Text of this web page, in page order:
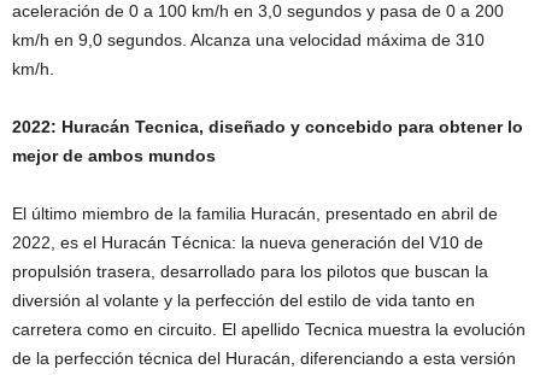
aceleración de 0 a 100 km/h en 3,0 segundos y pasa de 0 a 200
km/h en 9,0 segundos. Alcanza una velocidad máxima de 310
km/h.
2022: Huracán Tecnica, diseñado y concebido para obtener lo
mejor de ambos mundos
El último miembro de la familia Huracán, presentado en abril de
2022, es el Huracán Técnica: la nueva generación del V10 de
propulsión trasera, desarrollado para los pilotos que buscan la
diversión al volante y la perfección del estilo de vida tanto en
carretera como en circuito. El apellido Tecnica muestra la evolución
de la perfección técnica del Huracán, diferenciando a esta versión